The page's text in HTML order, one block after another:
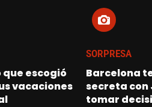
escogió
vacaciones
SORPRESA
Barcelona
secreta con
tomar